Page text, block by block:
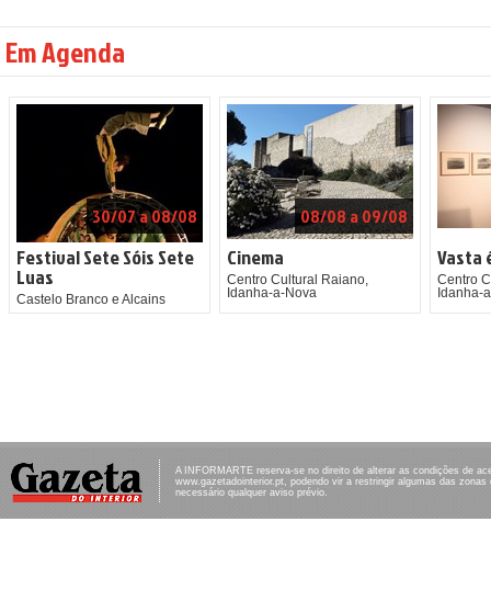
Em Agenda
30/07 a 08/08
Festival Sete Sóis Sete
Luas
Castelo Branco e Alcains
08/08 a 09/08
Cinema
Centro Cultural Raiano,
Idanha-a-Nova
Vasta
Centro
Idanha-
A INFORMARTE reserva-se no direito de alterar as condições de
www.gazetadointerior.pt, podendo vir a restringir algumas das
necessário qualquer aviso prévio.